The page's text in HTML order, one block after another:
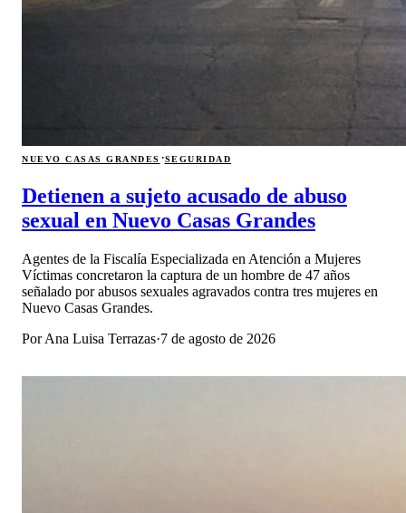
NUEVO CASAS GRANDES ·SEGURIDAD
Detienen a sujeto acusado de abuso
sexual en Nuevo Casas Grandes
Agentes de la Fiscalía Especializada en Atención a Mujeres
Víctimas concretaron la captura de un hombre de 47 años
señalado por abusos sexuales agravados contra tres mujeres en
Nuevo Casas Grandes.
PorAna Luisa Terrazas·7 de agosto de 2026